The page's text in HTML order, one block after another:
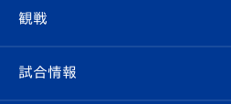
クラブ
試合情報
観戦
観戦ルール
試合情報